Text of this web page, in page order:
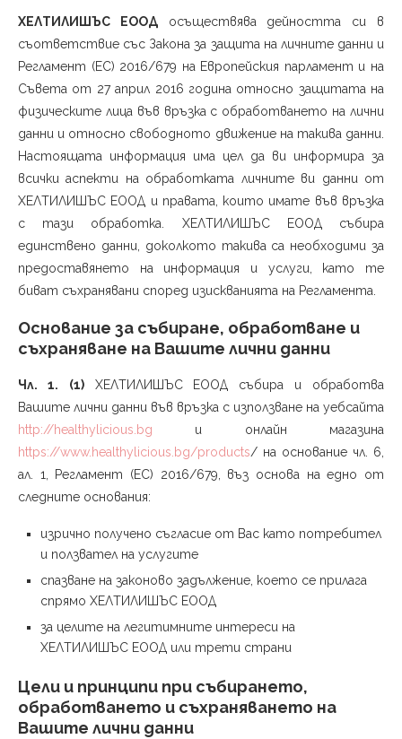
ХЕЛТИЛИШЪС ЕООД осъществява дейността си в
съответствие със Закона за защита на личните данни и
Регламент (ЕС) 2016/679 на Европейския парламент и на
Съвета от 27 април 2016 година относно защитата на
физическите лица във връзка с обработването на лични
данни и относно свободното движение на такива данни.
Настоящата информация има цел да ви информира за
всички аспекти на обработката личните ви данни от
ХЕЛТИЛИШЪС ЕООД и правата, които имате във връзка
с тази обработка. ХЕЛТИЛИШЪС ЕООД събира
единствено данни, доколкото такива са необходими за
предоставянето на информация и услуги, като те
биват съхранявани според изискванията на Регламента.
Основание за събиране, обработване и
съхраняване на Вашите лични данни
Чл. 1. (1)ХЕЛТИЛИШЪС ЕООД събира и обработва
Вашите лични данни във връзка с използване на уебсайта
http://healthylicious.bg и онлайн магазина
https://www.healthylicious.bg/products/ на основание чл. 6,
ал. 1, Регламент (ЕС) 2016/679, въз основа на едно от
следните основания:
изрично получено съгласие от Вас като потребител
и ползвател на услугите
спазване на законово задължение, което се прилага
спрямо ХЕЛТИЛИШЪС ЕООД
за целите на легитимните интереси на
ХЕЛТИЛИШЪС ЕООД или трети страни
Цели и принципи при събирането,
обработването и съхраняването на
Вашите лични данни